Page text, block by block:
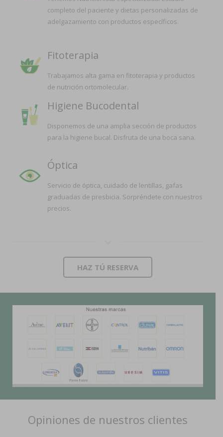
completo del paciente y dietas personalizadas de
adelgazamiento con productos específicos.
Fitoterapia
Trabajamos alta gama en fitoterapia y productos
de nutrición ortomolecular.
Higiene Bucodental
Disponemos de una amplia sección de productos
para la higiene bucal. Disfruta de una boca sana.
Óptica
Servicio de óptica, cuidado de lentillas, gafas
graduadas de presbicia. Sorpréndete con nuestros
precios.
HAZ TÚ RESERVA
Opiniones de nuestros clientes